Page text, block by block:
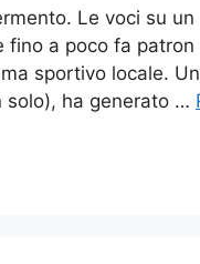
Le voci su
a poco fa
sportivo locale.
solo), ha generato …